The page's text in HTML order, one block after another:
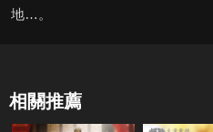
地…。
相關推薦